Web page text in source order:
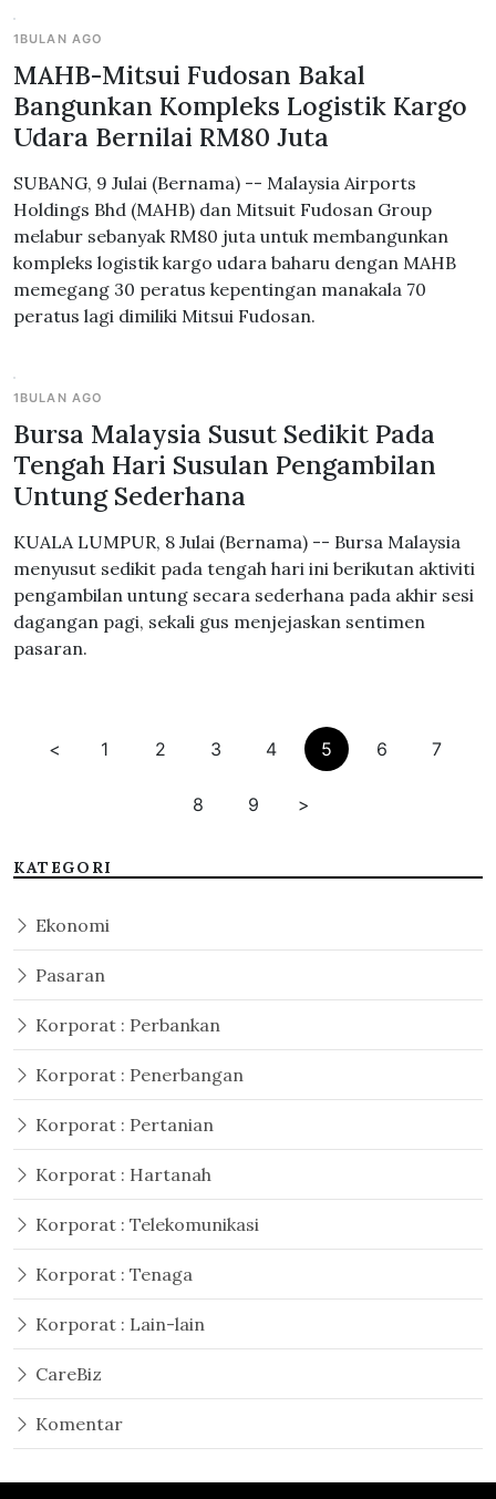
1BULAN AGO
MAHB-Mitsui Fudosan Bakal
Bangunkan Kompleks Logistik Kargo
Udara Bernilai RM80 Juta
SUBANG, 9 Julai (Bernama) -- Malaysia Airports
Holdings Bhd (MAHB) dan Mitsuit Fudosan Group
melabur sebanyak RM80 juta untuk membangunkan
kompleks logistik kargo udara baharu dengan MAHB
memegang 30 peratus kepentingan manakala 70
peratus lagi dimiliki Mitsui Fudosan.
1BULAN AGO
Bursa Malaysia Susut Sedikit Pada
Tengah Hari Susulan Pengambilan
Untung Sederhana
KUALA LUMPUR, 8 Julai (Bernama) -- Bursa Malaysia
menyusut sedikit pada tengah hari ini berikutan aktiviti
pengambilan untung secara sederhana pada akhir sesi
dagangan pagi, sekali gus menjejaskan sentimen
pasaran.
< 1 2 3 4 5 6 7
8 9 >
KATEGORI
Ekonomi
Pasaran
Korporat : Perbankan
Korporat : Penerbangan
Korporat : Pertanian
Korporat : Hartanah
Korporat : Telekomunikasi
Korporat : Tenaga
Korporat : Lain-lain
CareBiz
Komentar